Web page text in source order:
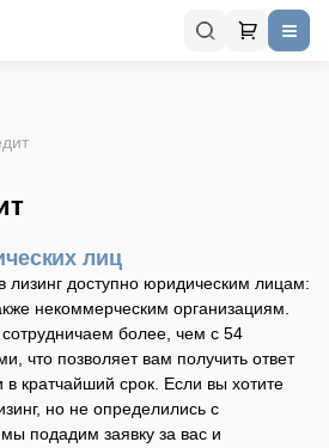
лиц
лизинг доступно юридическим лицам:
некоммерческим организациям.
более, чем с 54
что позволяет вам получить ответ
в кратчайший срок. Если вы хотите
но не определились с
подадим заявку за вас и